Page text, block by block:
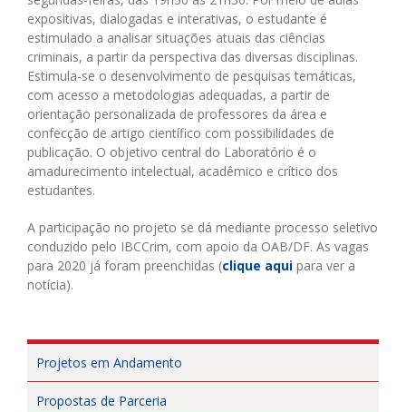
expositivas, dialogadas e interativas, o estudante é
estimulado a analisar situações atuais das ciências
criminais, a partir da perspectiva das diversas disciplinas.
Estimula-se o desenvolvimento de pesquisas temáticas,
com acesso a metodologias adequadas, a partir de
orientação personalizada de professores da área e
confecção de artigo científico com possibilidades de
publicação. O objetivo central do Laboratório é o
amadurecimento intelectual, acadêmico e crítico dos
estudantes.
A participação no projeto se dá mediante processo seletivo
conduzido pelo IBCCrim, com apoio da OAB/DF. As vagas
para 2020 já foram preenchidas (clique aqui para ver a
notícia).
Projetos em Andamento
Propostas de Parceria